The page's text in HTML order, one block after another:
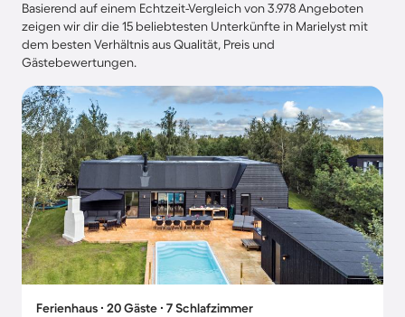
Basierend auf einem Echtzeit-Vergleich von 3.978 Angeboten
zeigen wir dir die 15 beliebtesten Unterkünfte in Marielyst mit
dem besten Verhältnis aus Qualität, Preis und
Gästebewertungen.
Ferienhaus ∙ 20 Gäste ∙ 7 Schlafzimmer